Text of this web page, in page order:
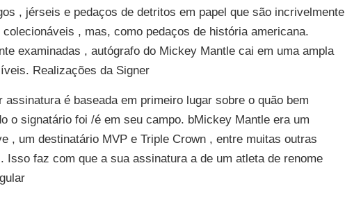
, jérseis e pedaços de detritos em papel que são incrivelmente
​​, mas, como pedaços de história americana.
examinadas , autógrafo do Mickey Mantle cai em uma ampla
Realizações da Signer
assinatura é baseada em primeiro lugar sobre o quão bem
o signatário foi /é em seu campo. bMickey Mantle era um
, um destinatário MVP e Triple Crown , entre muitas outras
Isso faz com que a sua assinatura a de um atleta de renome